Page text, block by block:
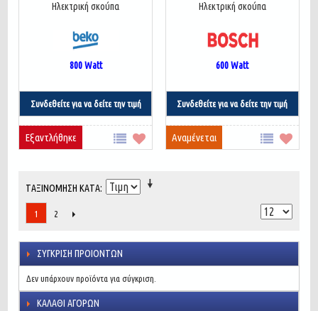
Ηλεκτρική σκούπα
800 Watt
Συνδεθείτε για να δείτε την τιμή
Εξαντλήθηκε
Ηλεκτρική σκούπα
600Watt
Συνδεθείτε για να δείτε την τιμή
Αναμένεται
ΤΑΞΙΝΌΜΗΣΗ ΚΑΤΆ
1 2
ΣΎΓΚΡΙΣΗ ΠΡΟΙΌΝΤΩΝ
Δεν υπάρχουν προϊόντα για σύγκριση.
ΚΑΛΆΘΙ ΑΓΟΡΏΝ